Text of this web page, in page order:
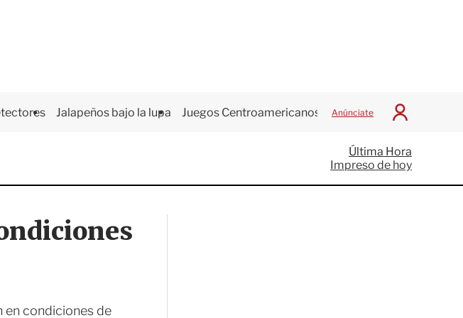
Jalapeños bajo la lupa Juegos Centroamericanos Anúnciate
I
c
i
a
Última Hora
Impreso de hoy
en condiciones de